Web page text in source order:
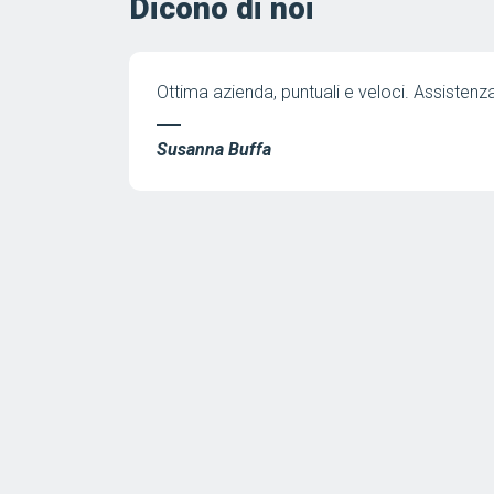
Dicono di noi
Ottima azienda, puntuali e veloci.
Susanna Buffa